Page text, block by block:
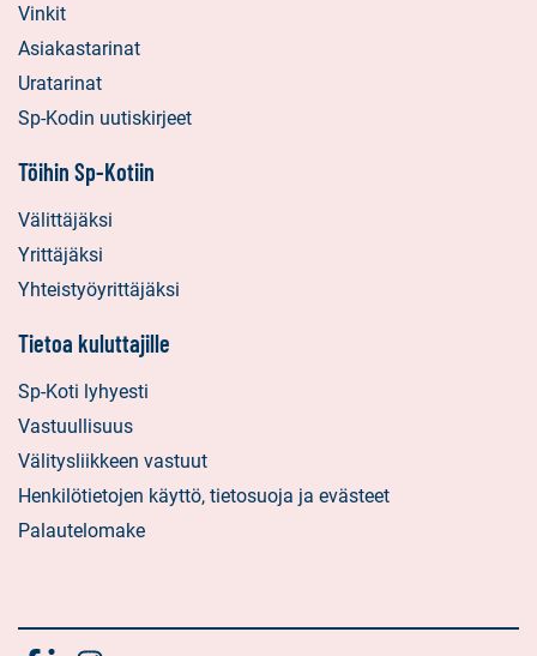
Vinkit
Asiakastarinat
Uratarinat
Sp-Kodin uutiskirjeet
Töihin Sp-Kotiin
Välittäjäksi
Yrittäjäksi
Yhteistyöyrittäjäksi
Tietoa kuluttajille
Sp-Koti lyhyesti
Vastuullisuus
Välitysliikkeen vastuut
Henkilötietojen käyttö, tietosuoja ja evästeet
Palautelomake